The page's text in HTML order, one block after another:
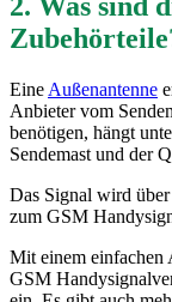
Eine Außenantenne
Anbieter vom
benötigen, hängt
Sendemast und der
Das Signal wird
zum GSM
Mit einem einfachen
GSM